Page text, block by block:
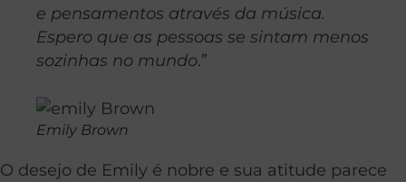
e pensamentos através da música.
Espero que as pessoas se sintam menos
sozinhas no mundo.”
Emily Brown
O desejo de Emily é nobre e sua atitude parece